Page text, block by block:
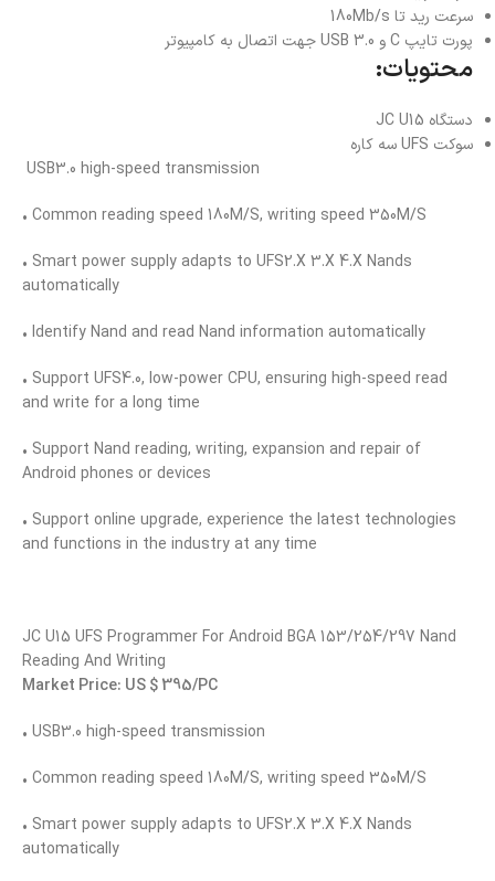
سرعت رید تا 180Mb/s
پورت تایپ C و USB 3.0 جهت اتصال به کامپیوتر
محتویات:
دستگاه JC U15
سوکت UFS سه کاره
USB3.0 high-speed transmission
• Common reading speed 180M/S, writing speed 350M/S
• Smart power supply adapts to UFS2.X 3.X 4.X Nands
automatically
• Identify Nand and read Nand information automatically
• Support UFS4.0, low-power CPU, ensuring high-speed read
and write for a long time
• Support Nand reading, writing, expansion and repair of
Android phones or devices
• Support online upgrade, experience the latest technologies
and functions in the industry at any time
JC U15 UFS Programmer For Android BGA 153/254/297 Nand
Reading And Writing
Market Price: US $ 395/PC
• USB3.0 high-speed transmission
• Common reading speed 180M/S, writing speed 350M/S
• Smart power supply adapts to UFS2.X 3.X 4.X Nands
automatically